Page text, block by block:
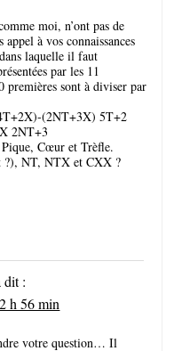
moi, n’ont pas de
à vos connaissances
laquelle il faut
par les 11
premières sont à diviser par
(2NT+3X) 5T+2
2NT+3
Pique, Cœur et Trèfle.
?), NT, NTX et CXX ?
dit :
h 56 min
votre question… Il